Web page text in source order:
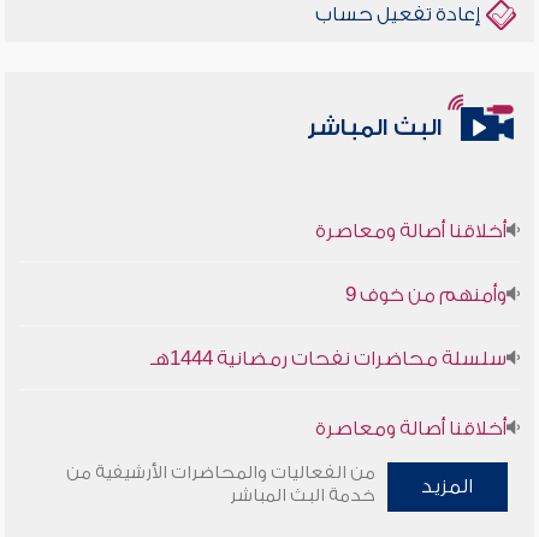
إعادة تفعيل حساب
البث المباشر
أخلاقنا أصالة ومعاصرة
وأمنهم من خوف 9
سلسلة محاضرات نفحات رمضانية 1444هـ
أخلاقنا أصالة ومعاصرة
وأمنهم من خوف 9
المزيد
من الفعاليات والمحاضرات الأرشيفية من
خدمة البث المباشر